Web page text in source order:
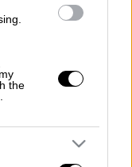
the
από την
του
την περίοδο